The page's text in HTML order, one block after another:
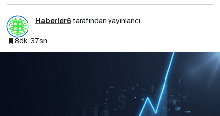
Haberler6 tarafından yayınlandı
8dk, 37sn